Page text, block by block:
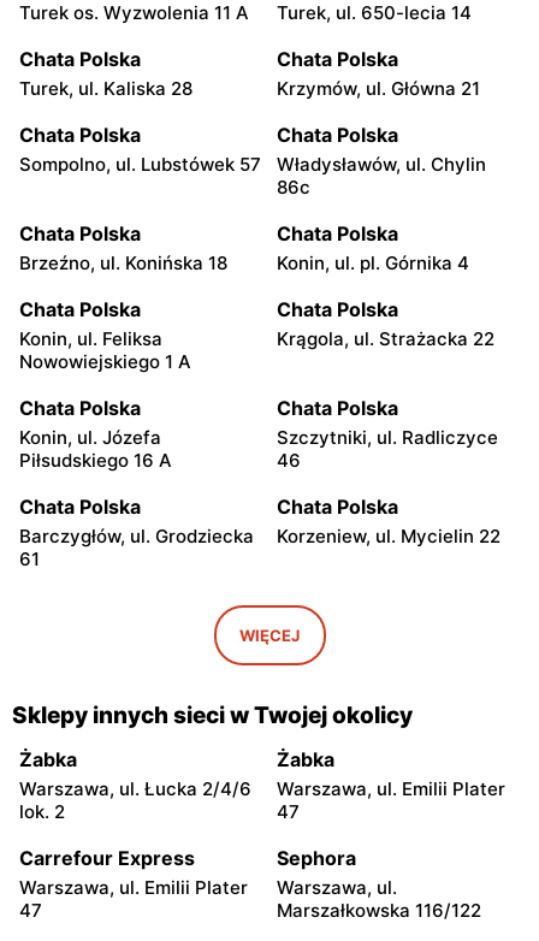
Turek os. Wyzwolenia 11 A Turek, ul. 650-lecia 14
Chata Polska
Turek, ul. Kaliska 28
Chata Polska
Krzymów, ul. Główna 21
Chata Polska
Sompolno, ul. Lubstówek 57
Chata Polska
Władysławów, ul. Chylin
86c
Chata Polska
Brzeźno, ul. Konińska 18
Chata Polska
Konin, ul. pl. Górnika 4
Chata Polska
Konin, ul. Feliksa
Nowowiejskiego 1 A
Chata Polska
Krągola, ul. Strażacka 22
Chata Polska
Konin, ul. Józefa
Piłsudskiego 16 A
Chata Polska
Szczytniki, ul. Radliczyce
46
Chata Polska
Barczygłów, ul. Grodziecka
61
Chata Polska
Korzeniew, ul. Mycielin 22
Chata Polska
Kazimierz Biskupi, ul.
Jodłowa 1
Chata Polska
Brzeziny, ul. Sobiesęki 7
Chata Polska
Rzgów, ul. Osiecza
Pierwsza 23
Chata Polska
Pleszewska 2a
Chata Polska
Maja 24
Chata Polska Chata Polska
WIĘCEJ
Sklepy innych sieci w Twojej okolicy
Żabka
Warszawa, ul. Łucka 2/4/6
lok. 2
Żabka
Warszawa, ul. Emilii Plater
47
Carrefour Express
Warszawa, ul. Emilii Plater
47
Sephora
Warszawa, ul.
Marszałkowska 116/122